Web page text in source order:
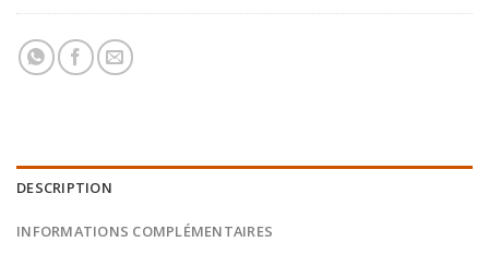
DESCRIPTION
INFORMATIONS COMPLÉMENTAIRES